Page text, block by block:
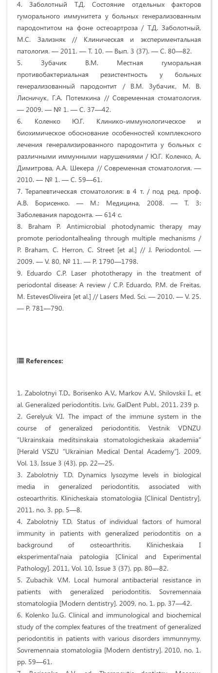
4. Заболотный Т.Д. Состояние отдельных факторов
гуморального иммунитета у больных генерализованным
пародонтитом на фоне остеоартроза / Т.Д. Заболотный,
М.С. Зализняк // Клиническая и экспериментальная
патология. — 2011. — Т. 10. — Вып. 3 (37). — С. 80—82.
5. Зубачик В.М. Местная гуморальная
противобактериальная резистентность у больных
генерализованный пародонтит / В.М. Зубачик, М. В.
Лисничук, Г.А. Потемкина // Современная стоматология.
— 2009. — № 1. — С. 37—42.
6. Коленко Ю.Г. Клинико-иммунологическое и
биохимическое обоснование особенностей комплексного
лечения генерализированного пародонтита у больных с
различными иммунными нарушениями / Ю.Г. Коленко, А.
Димитрова, А.А. Шекера // Современная стоматология. —
2010. — № 1. — С. 59—61.
7. Терапевтическая стоматология: в 4 т. / под ред. проф.
А.В. Борисенко. — М.: Медицина, 2008. — Т. 3:
Заболевания пародонта. — 614 с.
8. Braham P. Antimicrobial photodynamic therapy may
promote periodontalhealing through multiple mechanisms /
P. Braham, C. Herron, C. Street [et al.] // J. Periodontol. —
2009. — V. 80, № 11. — P. 1790—1798.
9. Eduardo C.P. Laser phototherapy in the treatment of
periodontal disease: A review / C.P. Eduardo, P.M. de Freitas,
M. EstevesOliveira [et al.] // Lasers Med. Sci. — 2010. — V. 25.
— P. 781—790.
References:
1. Zabolotnyi T.D., Borisenko A.V., Markov A.V., Shilovskii I., et
al. Generalized periodontitis. Lviv, GalDent Publ., 2011. 239 p.
2. Gerelyuk V.I. The impact of the immune system in the
course of generalized periodontitis. Vestnik VDNZU
“Ukrainskaia meditsinskaia stomatologicheskaia akademiia”
[Herald VSZU “Ukrainian Medical Dental Academy”]. 2009,
Vol. 13, Issue 3 (43). pp. 22—25.
3. Zabolotniy T.D. Dynamics lysozyme levels in biological
media in generalized periodontitis, associated with
osteoarthritis. Klinicheskaia stomatologiia [Clinical Dentistry].
2011. no. 3. pp. 5—8.
4. Zabolotniy T.D. Status of individual factors of humoral
immunity in patients with generalized periodontitis on a
background of osteoarthritis. Klinicheskaia I
eksperimental'naia patologiia [Clinical and Experimental
Pathology]. 2011, Vol. 10, Issue 3 (37). pp. 80—82.
5. Zubachik V.M. Local humoral antibacterial resistance in
patients with generalized periodontitis. Sovremennaia
stomatologiia [Modern dentistry]. 2009, no. 1. pp. 37—42.
6. Kolenko Iu.G. Clinical and immunological and biochemical
study of the complex features of the treatment of generalized
periodontitis in patients with various disorders immunnymy.
Sovremennaia stomatologiia [Modern dentistry]. 2010, no. 1.
pp. 59—61.